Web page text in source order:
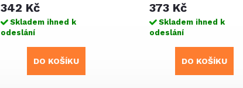
342 Kč
Skladem ihned k
odeslání
DO KOŠÍKU
373 Kč
Skladem ihned k
odeslání
DO KOŠÍKU